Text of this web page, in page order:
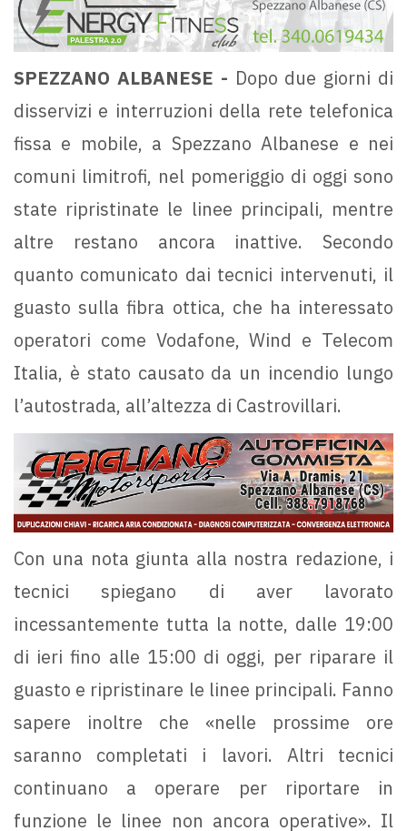
SPEZZANO ALBANESE - Dopo due giorni di
disservizi e interruzioni della rete telefonica
fissa e mobile, a Spezzano Albanese e nei
comuni limitrofi, nel pomeriggio di oggi sono
state ripristinate le linee principali, mentre
altre restano ancora inattive. Secondo
quanto comunicato dai tecnici intervenuti, il
guasto sulla fibra ottica, che ha interessato
operatori come Vodafone, Wind e Telecom
Italia, è stato causato da un incendio lungo
l’autostrada, all’altezza di Castrovillari.
Con una nota giunta alla nostra redazione, i
tecnici spiegano di aver lavorato
incessantemente tutta la notte, dalle 19:00
di ieri fino alle 15:00 di oggi, per riparare il
guasto e ripristinare le linee principali. Fanno
sapere inoltre che «nelle prossime ore
saranno completati i lavori. Altri tecnici
continuano a operare per riportare in
funzione le linee non ancora operative». Il